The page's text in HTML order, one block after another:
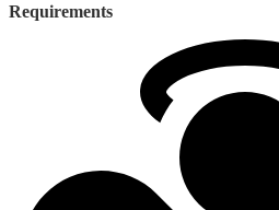
Requirements